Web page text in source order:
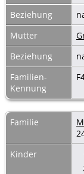
Beziehung
Mutter
Beziehung
Familien-
Kennung
Familie
Kinder